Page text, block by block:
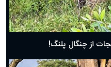
از چنگال پلنگ!